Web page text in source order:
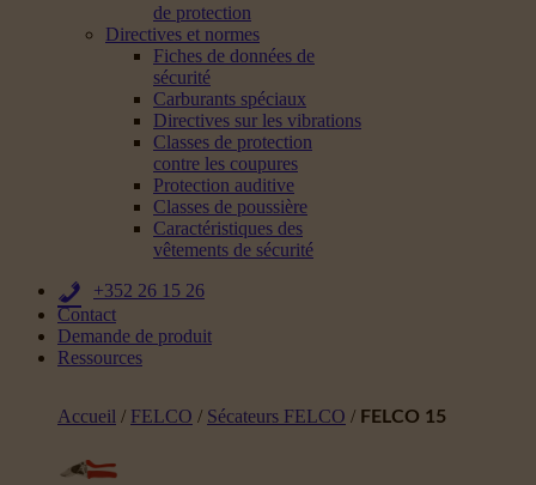
de protection
Directives et normes
Fiches de données de
sécurité
Carburants spéciaux
Directives sur les vibrations
Classes de protection
contre les coupures
Protection auditive
Classes de poussière
Caractéristiques des
vêtements de sécurité
+352 26 15 26
Contact
Demande de produit
Ressources
Accueil / FELCO / Sécateurs FELCO / FELCO 15